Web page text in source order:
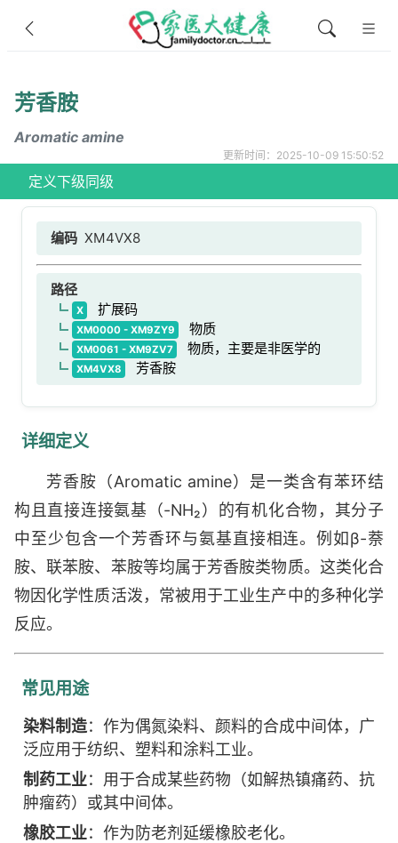
芳香胺
Aromatic amine
更新时间：2025-10-09 15:50:52
定义下级同级
编码 XM4VX8
路径
X 扩展码
XM0000 - XM9ZY9 物质
XM0061 - XM9ZV7 物质，主要是非医学的
XM4VX8 芳香胺
详细定义
芳香胺（Aromatic amine）是一类含有苯环结
构且直接连接氨基（-NH₂）的有机化合物，其分子
中至少包含一个芳香环与氨基直接相连。例如β-萘
胺、联苯胺、苯胺等均属于芳香胺类物质。这类化合
物因化学性质活泼，常被用于工业生产中的多种化学
反应。
常见用途
染料制造：作为偶氮染料、颜料的合成中间体，广
泛应用于纺织、塑料和涂料工业。
制药工业：用于合成某些药物（如解热镇痛药、抗
肿瘤药）或其中间体。
橡胶工业：作为防老剂延缓橡胶老化。